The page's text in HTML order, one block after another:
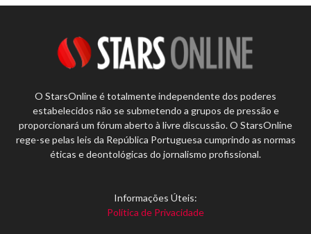
O StarsOnline é totalmente independente dos poderes
estabelecidos não se submetendo a grupos de pressão e
proporcionará um fórum aberto à livre discussão. O StarsOnline
rege-se pelas leis da República Portuguesa cumprindo as normas
éticas e deontológicas do jornalismo profissional.
Informações Úteis:
Política de Privacidade